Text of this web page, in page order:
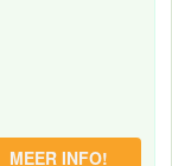
MEER INFO!